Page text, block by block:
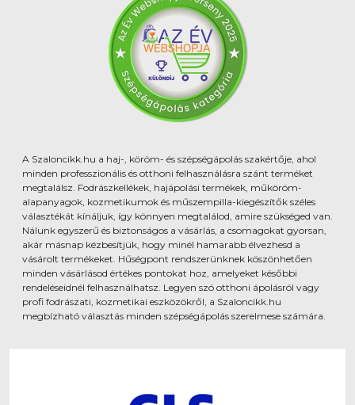
A Szaloncikk.hu a haj-, köröm- és szépségápolás szakértője, ahol
minden professzionális és otthoni felhasználásra szánt terméket
megtalálsz. Fodrászkellékek, hajápolási termékek, műköröm-
alapanyagok, kozmetikumok és műszempilla-kiegészítők széles
választékát kínáljuk, így könnyen megtalálod, amire szükséged van.
Nálunk egyszerű és biztonságos a vásárlás, a csomagokat gyorsan,
akár másnap kézbesítjük, hogy minél hamarabb élvezhesd a
vásárolt termékeket. Hűségpont rendszerünknek köszönhetően
minden vásárlásod értékes pontokat hoz, amelyeket későbbi
rendeléseidnél felhasználhatsz. Legyen szó otthoni ápolásról vagy
profi fodrászati, kozmetikai eszközökről, a Szaloncikk.hu
megbízható választás minden szépségápolás szerelmese számára.